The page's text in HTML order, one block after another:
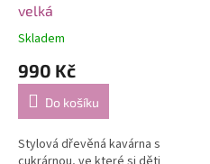
velká
Skladem
990 Kč
Do košíku
Stylová dřevěná kavárna s